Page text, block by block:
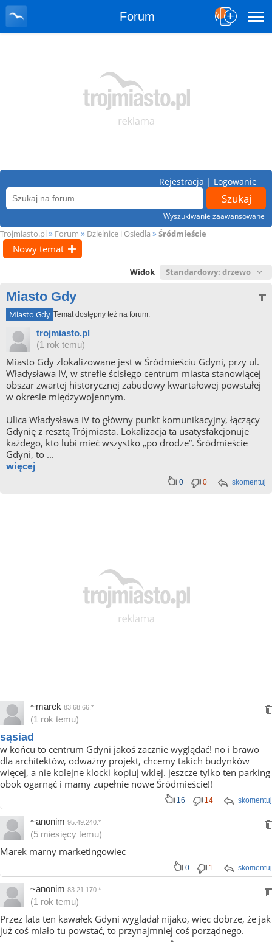
Forum
Wyszukiwanie zaawansowane
Rejestracja | Logowanie
Trojmiasto.pl » Forum » Dzielnice i Osiedla » Śródmieście
Nowy temat
Widok
Miasto Gdy
Miasto Gdy Temat dostępny też na forum:
trojmiasto.pl
(1 rok temu)
Miasto Gdy zlokalizowane jest w Śródmieściu Gdyni, przy ul.
Władysława IV, w strefie ścisłego centrum miasta stanowiącej
obszar zwartej historycznej zabudowy kwartałowej powstałej
w okresie międzywojennym.
Ulica Władysława IV to główny punkt komunikacyjny, łączący
Gdynię z resztą Trójmiasta. Lokalizacja ta usatysfakcjonuje
każdego, kto lubi mieć wszystko „po drodze”. Śródmieście
Gdyni, to ...
więcej
skomentuj
0 0
~marek 83.68.66.*
(1 rok temu)
sąsiad
w końcu to centrum Gdyni jakoś zacznie wyglądać! no i brawo
dla architektów, odważny projekt, chcemy takich budynków
więcej, a nie kolejne klocki kopiuj wklej. jeszcze tylko ten parking
obok ogarnąć i mamy zupełnie nowe Śródmieście!!
skomentuj
16 14
~anonim 95.49.240.*
(5 miesięcy temu)
Marek marny marketingowiec
skomentuj
0 1
~anonim 83.21.170.*
(1 rok temu)
Przez lata ten kawałek Gdyni wyglądał nijako, więc dobrze, że jak
już coś miało tu powstać, to przynajmniej coś porządnego.